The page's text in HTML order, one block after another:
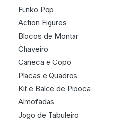
Funko Pop
Action Figures
Blocos de Montar
Chaveiro
Caneca e Copo
Placas e Quadros
Kit e Balde de Pipoca
Almofadas
Jogo de Tabuleiro